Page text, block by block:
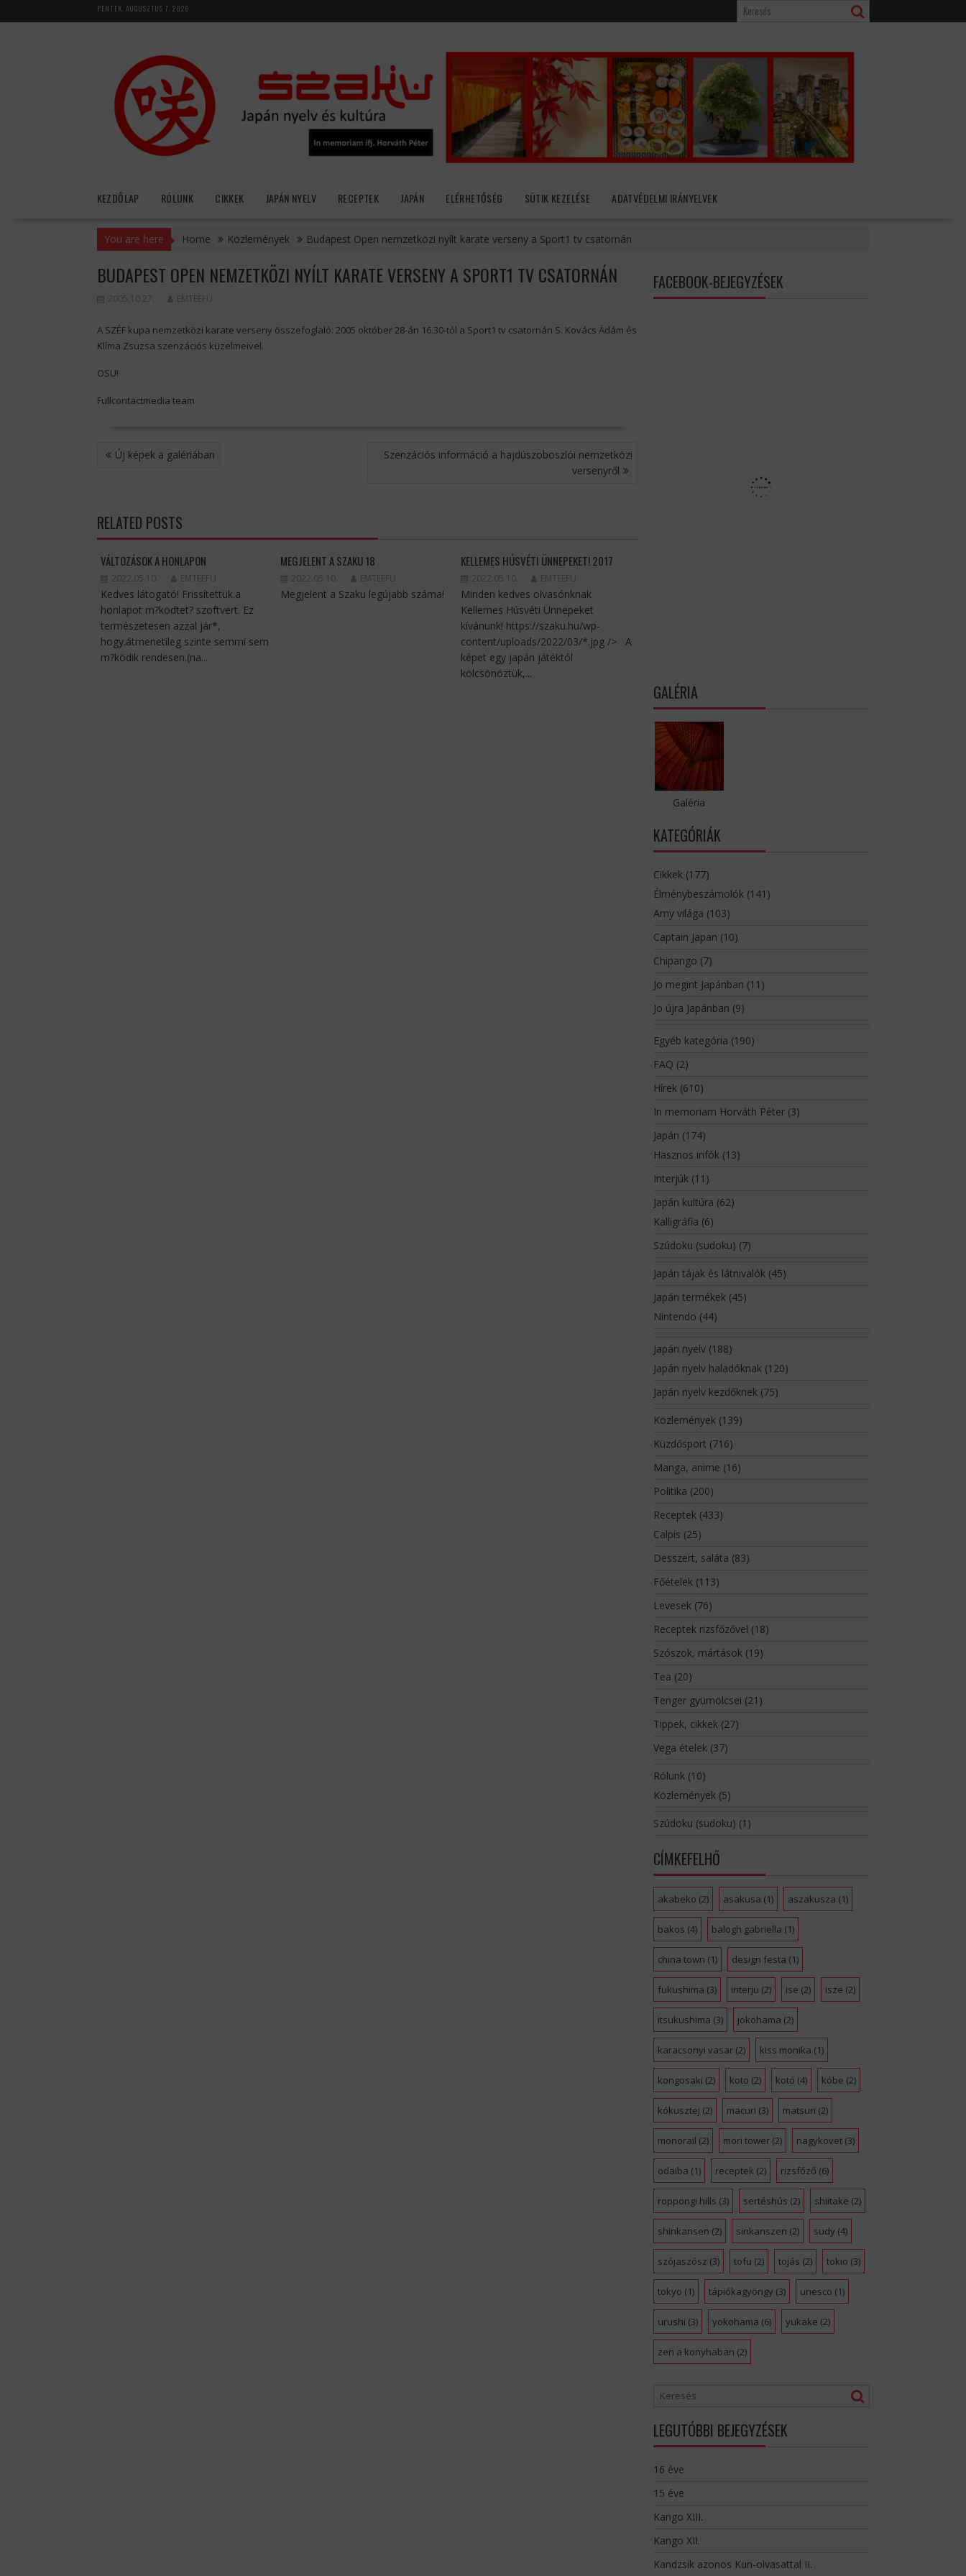
to
PÉNTEK, AUGUSZTUS 7, 2026
KEZDŐLAP RÓLUNK CIKKEK JAPÁN NYELV RECEPTEK JAPÁN ELÉRHETŐSÉG SÜTIK KEZELÉSE ADATVÉDELMI IRÁNYELVEK
You are here Home Közlemények Budapest Open nemzetközi nyílt karate verseny a Sport1 tv csatornán
BUDAPEST OPEN NEMZETKÖZI NYÍLT KARATE VERSENY A SPORT1 TV CSATORNÁN
2005.10.27. EMTEEFU
A SZÉF kupa nemzetközi karate verseny összefoglaló: 2005 október 28-án 16.30-tól a Sport1 tv csatornán S. Kovács Ádám és
Klíma Zsuzsa szenzációs küzelmeivel.
OSU!
Fullcontactmedia team
BEJEGYZÉS
NAVIGÁCIÓ
Új képek a galériában
Szenzációs információ a hajdúszoboszlói nemzetközi
versenyről
RELATED POSTS
VÁLTOZÁSOK A HONLAPON
2022.05.10. EMTEEFU
Kedves látogató! Frissítettük.a
honlapot m?ködtet? szoftvert. Ez
természetesen azzal jár*,
hogy.átmenetileg szinte semmi sem
m?ködik rendesen.(na...
MEGJELENT A SZAKU 18
2022.05.10. EMTEEFU
Megjelent a Szaku legújabb száma!
KELLEMES HÚSVÉTI ÜNNEPEKET! 2017
2022.05.10. EMTEEFU
Minden kedves olvasónknak
Kellemes Húsvéti Ünnepeket
kívánunk! https://szaku.hu/wp-
content/uploads/2022/03/*.jpg /> A
képet egy japán játéktól
kölcsönöztük,...
FACEBOOK-BEJEGYZÉSEK
GALÉRIA
Galéria
KATEGÓRIÁK
Cikkek(177)
Élménybeszámolók(141)
Amy világa (103)
Captain Japan (10)
Chipango (7)
Jo megint Japánban (11)
Jo újra Japánban (9)
Egyéb kategória (190)
FAQ (2)
Hírek(610)
In memoriam Horváth Péter(3)
Japán (174)
Hasznos infók(13)
Interjúk(11)
Japán kultúra (62)
Kalligráfia (6)
Szúdoku (sudoku) (7)
Japán tájak és látnivalók(45)
Japán termékek(45)
Nintendo (44)
Japán nyelv(188)
Japán nyelv haladóknak(120)
Japán nyelv kezdőknek(75)
Közlemények(139)
Küzdősport (716)
Manga, anime (16)
Politika (200)
Receptek(433)
Calpis (25)
Desszert, saláta (83)
Főételek(113)
Levesek(76)
Receptek rizsfőzővel (18)
Szószok, mártások(19)
Tea (20)
Tenger gyümölcsei (21)
Tippek, cikkek(27)
Vega ételek(37)
Rólunk(10)
Közlemények(5)
Szúdoku (sudoku) (1)
CÍMKEFELHŐ
akabeko (2) asakusa (1) aszakusza (1)
bakos (4) balogh gabriella (1)
china town (1) design festa (1)
fukushima (3) interju (2) ise (2) isze (2)
itsukushima (3) jokohama (2)
karacsonyi vasar(2) kiss monika (1)
kongosaki (2) koto (2) kotó (4) kóbe (2)
kókusztej (2) macuri (3) matsuri (2)
monorail (2) mori tower(2) nagykovet(3)
odaiba (1) receptek (2) rizsfőző (6)
roppongi hills (3) sertéshús (2) shiitake (2)
shinkansen (2) sinkanszen (2) sudy (4)
szójaszósz (3) tofu (2) tojás (2) tokio (3)
tokyo (1) tápiókagyöngy (3) unesco (1)
urushi (3) yokohama (6) yukake (2)
zen a konyhaban (2)
LEGUTÓBBI BEJEGYZÉSEK
16 éve
15 éve
Kango XIII.
Kango XII.
Kandzsik azonos Kun-olvasattal II.